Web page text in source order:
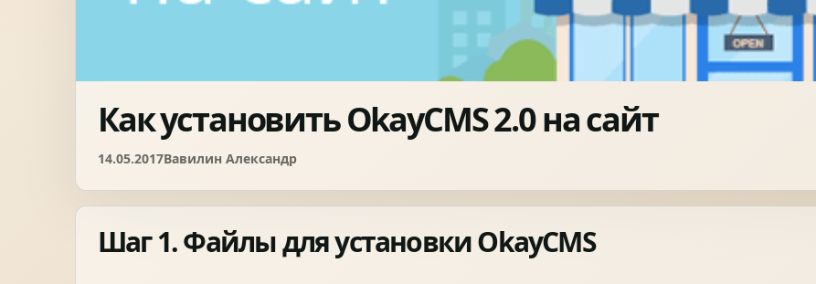
08 Навіси з полікарбонату
ПРОФНАСТИЛ ФАЛЬЦЕВА ПОКРІВЛЯ
Как установить OkayCMS 2.0 на сайт
14.05.2017Вавилин Александр
Шаг 1.Файлыдля установки OkayCMS